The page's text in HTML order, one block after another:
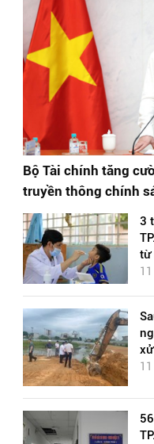
Bộ Tài chính tăng
truyền thông chính
3
từ